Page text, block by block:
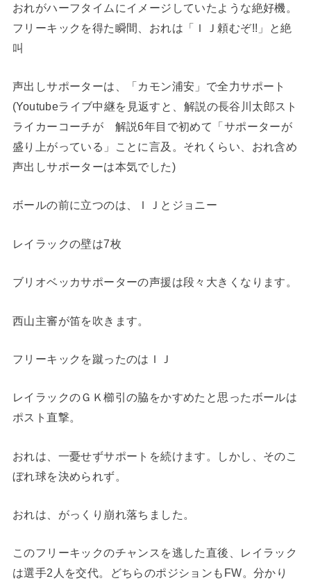
おれがハーフタイムにイメージしていたような絶好機。
フリーキックを得た瞬間、おれは「ＩＪ頼むぞ!!」と絶
叫
声出しサポーターは、「カモン浦安」で全力サポート
(Youtubeライブ中継を見返すと、解説の長谷川太郎スト
ライカーコーチが 解説6年目で初めて「サポーターが
盛り上がっている」ことに言及。それくらい、おれ含め
声出しサポーターは本気でした)
ボールの前に立つのは、ＩＪとジョニー
レイラックの壁は7枚
ブリオベッカサポーターの声援は段々大きくなります。
西山主審が笛を吹きます。
フリーキックを蹴ったのはＩＪ
レイラックのＧＫ櫛引の脇をかすめたと思ったボールは
ポスト直撃。
おれは、一憂せずサポートを続けます。しかし、そのこ
ぼれ球を決められず。
おれは、がっくり崩れ落ちました。
このフリーキックのチャンスを逃した直後、レイラック
は選手2人を交代。どちらのポジションもFW。分かり